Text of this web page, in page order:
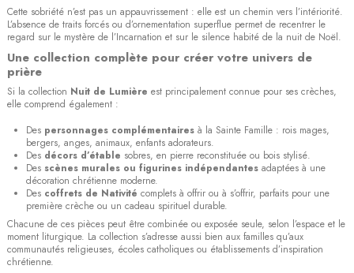
Cette sobriété n’est pas un appauvrissement : elle est un chemin vers l’intériorité.
L’absence de traits forcés ou d’ornementation superflue permet de recentrer le
regard sur le mystère de l’Incarnation et sur le silence habité de la nuit de Noël.
Une collection complète pour créer votre univers de
prière
Si la collection Nuit de Lumière est principalement connue pour ses crèches,
elle comprend également :
Des personnages complémentaires à la Sainte Famille : rois mages,
bergers, anges, animaux, enfants adorateurs.
Des décors d’étable sobres, en pierre reconstituée ou bois stylisé.
Des scènes murales ou figurines indépendantes adaptées à une
décoration chrétienne moderne.
Des coffrets de Nativité complets à offrir ou à s’offrir, parfaits pour une
première crèche ou un cadeau spirituel durable.
Chacune de ces pièces peut être combinée ou exposée seule, selon l’espace et le
moment liturgique. La collection s’adresse aussi bien aux familles qu’aux
communautés religieuses, écoles catholiques ou établissements d’inspiration
chrétienne.